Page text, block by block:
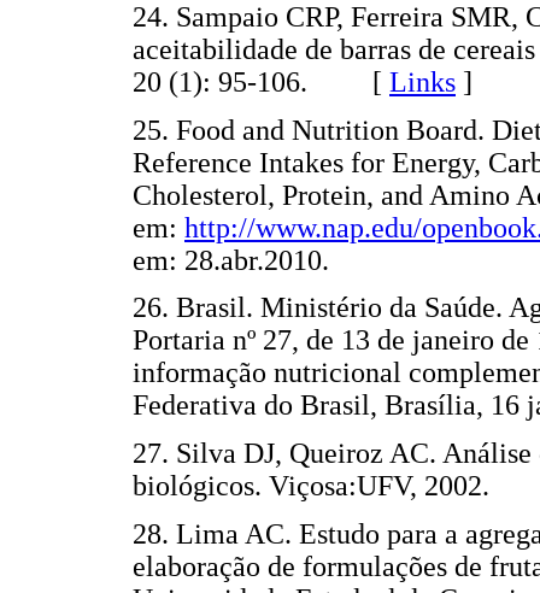
24. Sampaio CRP, Ferreira SMR,
aceitabilidade de barras de
20 (1): 95-106. [ Links ]
25. Food and Nutrition Board.
Reference Intakes for Energy,
Cholesterol, Protein, and Amino
em: http://www.nap.edu/
em: 28.abr.2010.
26. Brasil. Ministério da Saúde.
Portaria nº 27, de 13 de janeiro
informação nutricional
Federativa do Brasil, Brasília, 16
27. Silva DJ, Queiroz AC.
biológicos. Viçosa:UFV, 2002.
28. Lima AC. Estudo para a
elaboração de formulações de